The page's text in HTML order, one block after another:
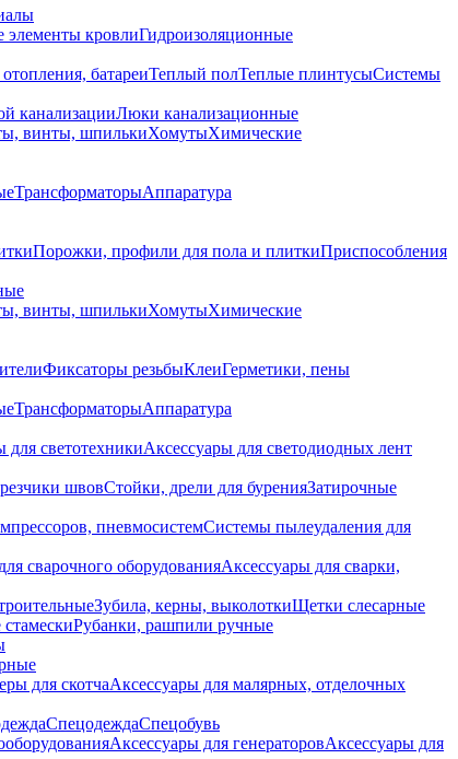
элементы кровлиГидроизоляционные
батареиТеплый полТеплые плинтусыСистемы
канализацииЛюки канализационные
винты, шпилькиХомутыХимические
ТрансформаторыАппаратура
Порожки, профили для пола и плиткиПриспособления
винты, шпилькиХомутыХимические
Фиксаторы резьбыКлеиГерметики, пены
ТрансформаторыАппаратура
для светотехникиАксессуары для светодиодных лент
швовСтойки, дрели для буренияЗатирочные
пневмосистемСистемы пылеудаления для
сварочного оборудованияАксессуары для сварки,
Зубила, керны, выколоткиЩетки слесарные
Рубанки, рашпили ручные
для скотчаАксессуары для малярных, отделочных
СпецодеждаСпецобувь
Аксессуары для генераторовАксессуары для